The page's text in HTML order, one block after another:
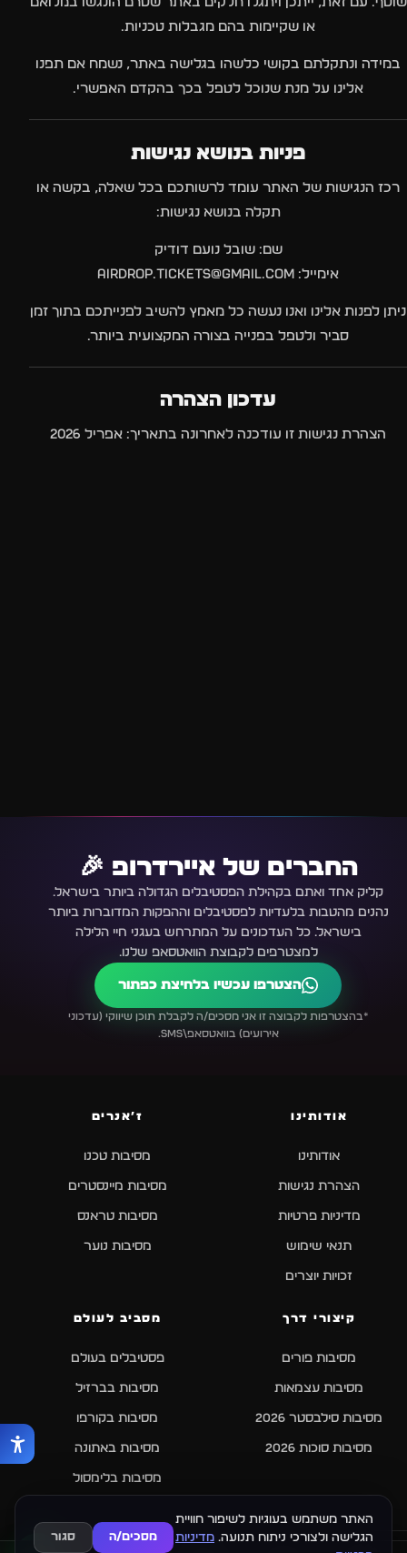
או שקיימות בהם מגבלות טכניות.
במידה ונתקלתם בקושי כלשהו בגלישה באתר, נשמח אם תפנו
אלינו על מנת שנוכל לטפל בכך בהקדם האפשרי.
פניות בנושא נגישות
רכז הנגישות של האתר עומד לרשותכם בכל שאלה, בקשה או
תקלה בנושא נגישות:
שם: שובל נועם דודיק
אימייל: airdrop.tickets@gmail.com
ניתן לפנות אלינו ואנו נעשה כל מאמץ להשיב לפנייתכם בתוך זמן
סביר ולטפל בפנייה בצורה המקצועית ביותר.
עדכון הצהרה
הצהרת נגישות זו עודכנה לאחרונה בתאריך: אפריל 2026
החברים של איירדרופ 🎉
קליק אחד ואתם בקהילת הפסטיבלים הגדולה ביותר בישראל.
נהנים מהטבות בלעדיות לפסטיבלים וההפקות המדוברות ביותר
בישראל. כל העדכונים על המתרחש בעגני חיי הלילה
למצטרפים לקבוצת הוואטסאפ שלנו.
הצטרפו עכשיו בלחיצת כפתור
*בהצטרפות לקבוצה זו אני מסכים/ה לקבלת תוכן שיווקי (עדכוני
אירועים) בוואטסאפ\SMS.
אודותינו
אודותינו
הצהרת נגישות
מדיניות פרטיות
תנאי שימוש
זכויות יוצרים
ז׳אנרים
מסיבות טכנו
מסיבות מיינסטרים
מסיבות טראנס
מסיבות נוער
קיצורי דרך
מסיבות פורים
מסיבות עצמאות
מסיבות סילבסטר 2026
מסיבות סוכות 2026
מסביב לעולם
פסטיבלים בעולם
מסיבות בברזיל
מסיבות בקורפו
מסיבות באתונה
מסיבות בלימסול
האתר משתמש בעוגיות לשיפור חוויית
הגלישה ולצורכי ניתוח תנועה. מדיניות
מסכים/ה סגור